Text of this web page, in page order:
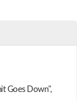
Goes Down",